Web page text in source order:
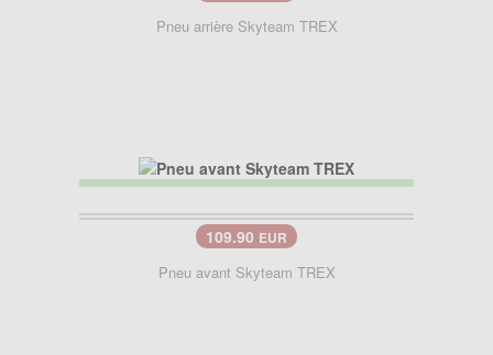
Pneu arrière Skyteam TREX
109.90 EUR
Pneu avant Skyteam TREX